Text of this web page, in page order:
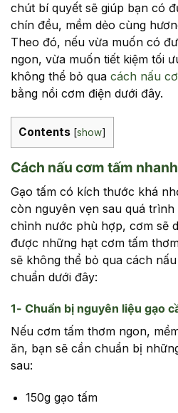
chút bí quyết sẽ giúp bạn có
chín đều, mềm dẻo cùng
Theo đó, nếu vừa muốn có
ngon, vừa muốn tiết kiệm tối
không thể bỏ qua cách nấu
bằng nồi cơm điện dưới đây.
Contents [show]
Cách nấu cơm tấm
Gạo tấm có kích thước khá
còn nguyên vẹn sau quá
chỉnh nước phù hợp, cơm sẽ
được những hạt cơm tấm
sẽ không thể bỏ qua cách
chuẩn dưới đây:
1- Chuẩn bị nguyên liệu gạo
Nếu cơm tấm thơm ngon,
ăn, bạn sẽ cần chuẩn bị
sau:
150g gạo tấm